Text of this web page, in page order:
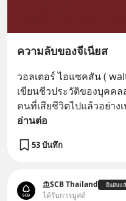
ความลับของจีเนียส
วอลเตอร์ ไอแซคสัน (
เขียนชีวประวัติของบุคค
คนที่เสียชีวิตไปแล้วอย่า
อ่านต่อ
53 บันทึก
SCB Thailand ยืนยันแ
ได้รับการบูสต์